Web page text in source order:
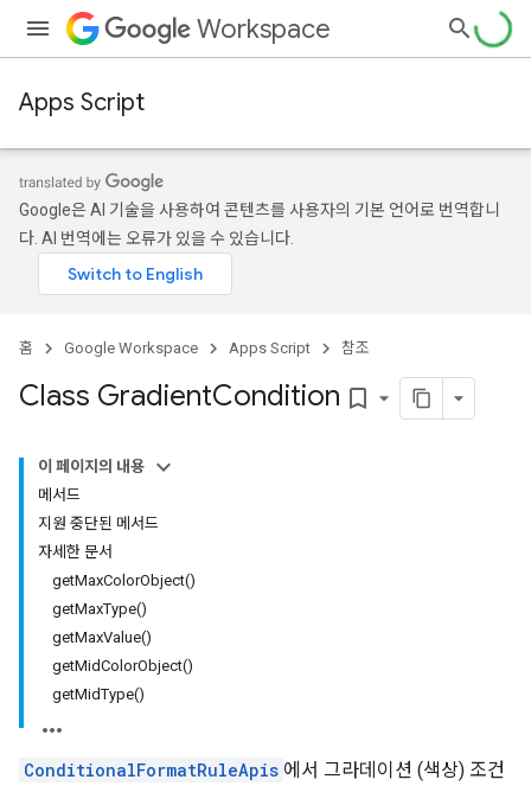
Workspace
Apps Script
Google은 AI 기술을 사용하여 콘텐츠를 사용자의 기본 언어로 번역합니
다. AI 번역에는 오류가 있을 수 있습니다.
홈 Google Workspace Apps Script 참조
Class GradientCondition bookmark_border
이 페이지의 내용
메서드
지원 중단된 메서드
자세한 문서
getMaxColorObject()
getMaxType()
getMaxValue()
getMidColorObject()
getMidType()
ConditionalFormatRuleApis 에서 그라데이션 (색상) 조건